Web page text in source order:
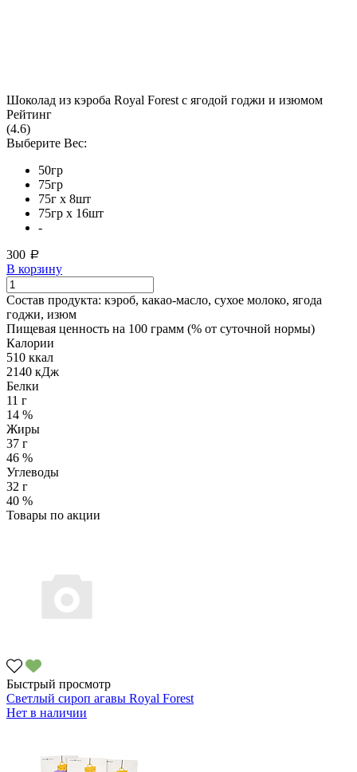
Шоколад из кэроба Royal Forest с ягодой годжи и изюмом
Рейтинг
(4.6)
Выберите Вес:
50гр
75гр
75г x 8шт
75гр х 16шт
-
300 a
В корзину
Состав продукта: кэроб, какао-масло, сухое молоко, ягода
годжи, изюм
Пищевая ценность на 100 грамм (% от суточной нормы)
Калории
510 ккал
2140 кДж
Белки
11 г
14 %
Жиры
37 г
46 %
Углеводы
32 г
40 %
Товары по акции
Быстрый просмотр
Светлый сироп агавы Royal Forest
Нет в наличии